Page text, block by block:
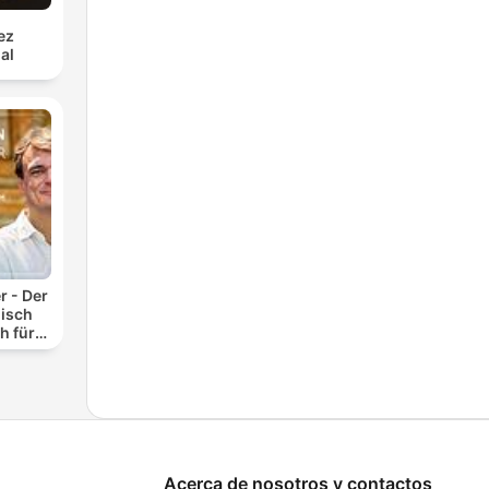
- Der
für
Acerca de nosotros y contactos